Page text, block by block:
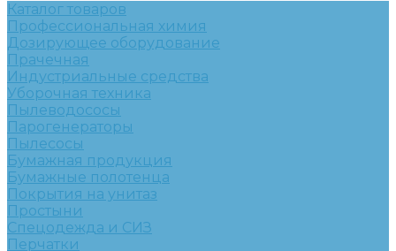
Каталог товаров
Профессиональная химия
Дозирующее оборудование
Прачечная
Индустриальные средства
Уборочная техника
Пылеводососы
Парогенераторы
Пылесосы
Бумажная продукция
Бумажные полотенца
Покрытия на унитаз
Простыни
Спецодежда и СИЗ
Перчатки